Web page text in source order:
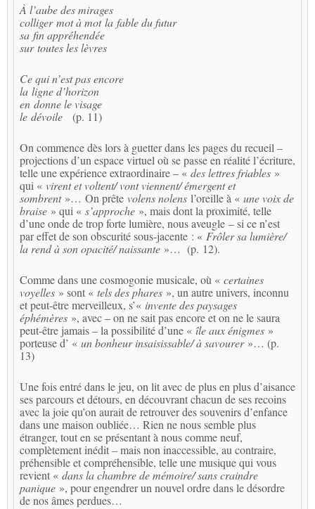
À l’aube des mirages
colliger mot à motla fable du futur
sa fin appréhendée
sur toutes les lèvres
Ce qui n’est pas encore
la ligne d’horizon
en donne le visage
le dévoile (p. 11)
On commence dès lors à guetter dans les pages du recueil –
projections d’un espace virtuel où se passe en réalité l’écriture,
telle une expérience extraordinaire – « des lettres friables »
qui « virent et voltent/ vont viennent/ émergent et
sombrent»… On prête volens nolens l’oreille à « une voix de
braise » qui « s’approche », mais dont la proximité, telle
d’une onde de trop forte lumière, nous aveugle – si ce n’est
par effet de son obscurité sous-jacente : « Frôler sa lumière/
la rend à son opacité/ naissante »… (p. 12).
Comme dans une cosmogonie musicale, où « certaines
voyelles » sont « tels des phares », un autre univers, inconnu
et peut-être merveilleux, s’« invente des paysages
éphémères », avec – on ne sait pas encore et on ne le saura
peut-être jamais – la possibilité d’une « île aux énigmes »
porteuse d’ « un bonheur insaisissable/ à savourer»… (p.
13)
Une fois entré dans le jeu, on lit avec de plus en plus d’aisance
ses parcours et détours, en découvrant chacun de ses recoins
avec la joie qu’on aurait de retrouver des souvenirs d’enfance
dans une maison oubliée… Rien ne nous semble plus
étranger, tout en se présentant à nous comme neuf,
complètement inédit – mais non inaccessible, au contraire,
préhensible et compréhensible, telle une musique qui vous
revient « dans la chambre de mémoire/ sans craindre
panique », pour engendrer un nouvel ordre dans le désordre
de nos âmes perdues…